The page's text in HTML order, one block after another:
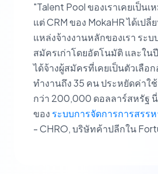
"Talent Pool ของเราเคยเป็น
แต่ CRM ของ MokaHR ได้เป
แหล่งจ้างงานหลักของเรา ระ
สมัครเก่าโดยอัตโนมัติ และในปี
ได้จ้างผู้สมัครที่เคยเป็นตัวเลือ
ทำงานถึง 35 คน ประหยัดค่าใช้
กว่า 200,000 ดอลลาร์สหรัฐ
ของ ระบบการจัดการการสรร
- CHRO, บริษัทค้าปลีกใน